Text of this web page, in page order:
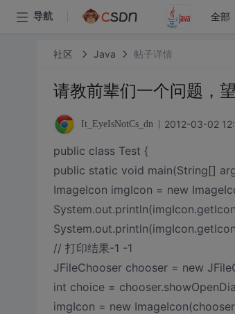
导航 全部
社区 Java 帖子详情
请教前辈们一个问题，
It_EyeIsNotCs_dn 2012-03-02
public class Test {
public static void main(String[]
ImageIcon imgIcon = new
// 打印结果-1 -1
JFileChooser chooser = new
int choice =
imgIcon = new